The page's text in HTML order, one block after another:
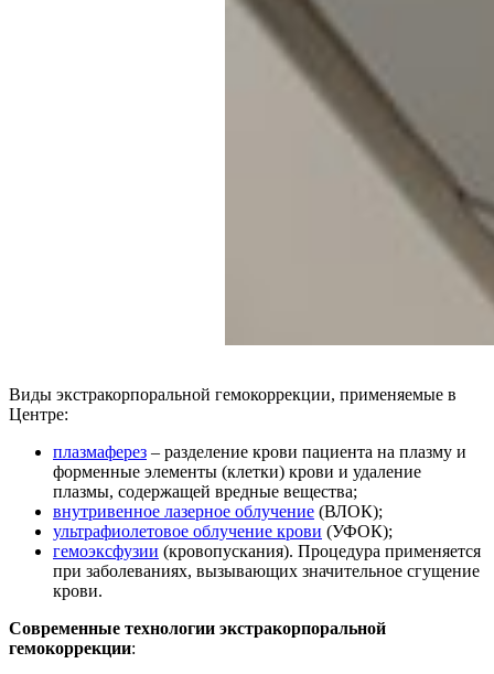
Виды экстракорпоральной гемокоррекции, применяемые в
Центре:
плазмаферез – разделение крови пациента на плазму и
форменные элементы (клетки) крови и удаление
плазмы, содержащей вредные вещества;
внутривенное лазерное облучение (ВЛОК);
ультрафиолетовое облучение крови (УФОК);
гемоэксфузии (кровопускания). Процедура применяется
при заболеваниях, вызывающих значительное сгущение
крови.
Современные технологии экстракорпоральной
гемокоррекции: